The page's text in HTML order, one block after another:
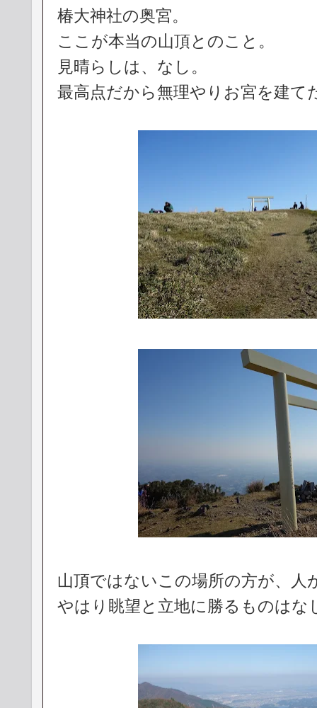
椿大神社の奥宮。
ここが本当の山頂とのこと。
見晴らしは、なし。
最高点だから無理やりお宮を建て
山頂ではないこの場所の方が、人
やはり眺望と立地に勝るものはな